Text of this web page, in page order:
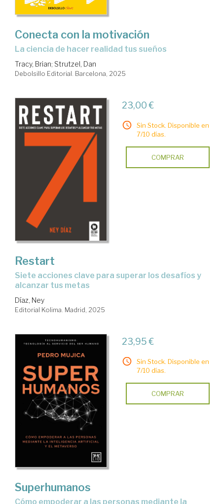
Conecta con la motivación
La ciencia de hacer realidad tus sueños
Tracy, Brian; Strutzel, Dan
Debolsillo Editorial. Barcelona, 2025
23,00 €
Sin Stock. Disponible en
7/10 días.
COMPRAR
Restart
siete acciones clave para superar los desafíos y
alcanzar tus metas
Díaz, Ney
Editorial Kolima. Madrid, 2025
23,95 €
Sin Stock. Disponible en
7/10 días.
COMPRAR
Superhumanos
Cómo empoderar a las personas mediante la